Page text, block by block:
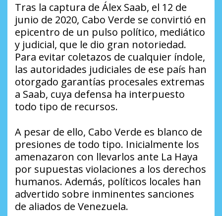
Tras la captura de Álex Saab, el 12 de
junio de 2020, Cabo Verde se convirtió en
epicentro de un pulso político, mediático
y judicial, que le dio gran notoriedad.
Para evitar coletazos de cualquier índole,
las autoridades judiciales de ese país han
otorgado garantías procesales extremas
a Saab, cuya defensa ha interpuesto
todo tipo de recursos.
A pesar de ello, Cabo Verde es blanco de
presiones de todo tipo. Inicialmente los
amenazaron con llevarlos ante La Haya
por supuestas violaciones a los derechos
humanos. Además, políticos locales han
advertido sobre inminentes sanciones
de aliados de Venezuela.